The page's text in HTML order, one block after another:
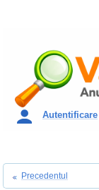
Autentificare
Precedentul